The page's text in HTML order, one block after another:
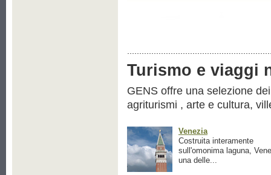
Turismo e viaggi
GENS offre una selezione
agriturismi , arte e cultura,
Venezia
Costruita interamente
sull'omonima laguna,
una delle...